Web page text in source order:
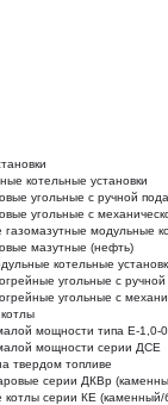
котельные установки
угольные с ручной
угольные с
модульные
мазутные (нефть)
котельные
угольные с ручной
угольные с
мощности типа Е-1,0-
мощности серии ДСЕ
твердом топливе
серии ДКВр
котлы серии КЕ (каменный/